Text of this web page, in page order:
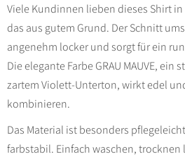
Viele Kundinnen lieben dieses Shirt
das aus gutem Grund. Der Schnitt
angenehm locker und sorgt für ein
Die elegante Farbe GRAU MAUVE,
zartem Violett-Unterton, wirkt edel
kombinieren.
Das Material ist besonders
farbstabil. Einfach waschen, trocknen